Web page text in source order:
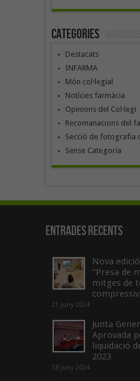
Categories
Destacats
INFARMA
Món col·legial
Notícies farmàcia
Opinions del Col·legi
Recomanacions del
Secció de fotografia
Sense Categoria
Entrades recents
Nova
“Presa de
mitges de
21 juny 2024
Junta
Aprovada
liquidació
2023
18 juny 2024